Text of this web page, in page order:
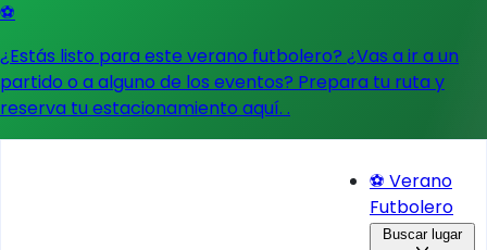
⚽
¿Estás listo para este verano futbolero? ¿Vas a ir a un
partido o a alguno de los eventos? Prepara tu ruta y
reserva tu estacionamiento aquí. .
⚽ Verano
Futbolero
Buscar lugar